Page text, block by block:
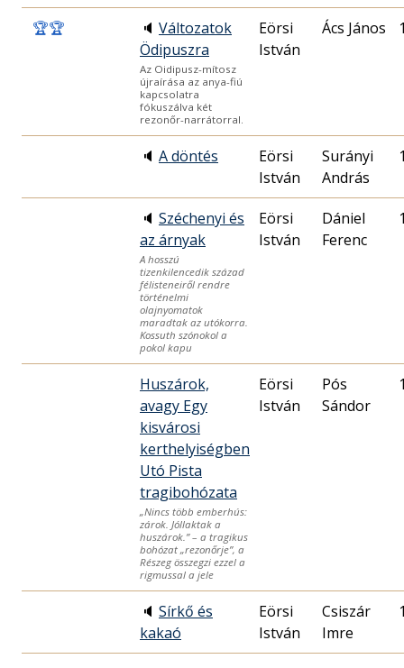
🏆🏆 🔈 Változatok
Ödipuszra
Az Oidipusz-mítosz
újraírása az anya-fiú
kapcsolatra
fókuszálva két
rezonőr-narrátorral.
Eörsi
István
Ács János
🔈 A döntés
Eörsi
István
Surányi
András
🔈 Széchenyi és
az árnyak
A hosszú
tizenkilencedik század
félisteneiről rendre
történelmi
olajnyomatok
maradtak az utókorra.
Kossuth szónokol a
pokol kapu
Eörsi
István
Dániel
Ferenc
Huszárok,
avagy Egy
kisvárosi
kerthelyiségben
Utó Pista
tragibohózata
„Nincs több emberhús:
zárok. Jóllaktak a
huszárok.” – a tragikus
bohózat „rezonőrje”, a
Részeg összegzi ezzel a
rigmussal a jele
Eörsi
István
Pós
Sándor
🔈 Sírkő és
kakaó
Eörsi
István
Csiszár
Imre